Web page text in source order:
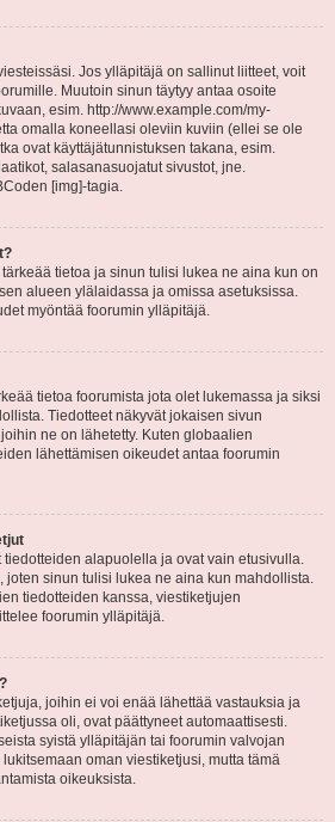
Jos ylläpitäjä on sallinut liitteet, voit
Muutoin sinun täytyy antaa osoite
esim. http://www.example.com/my-
omalla koneellasi oleviin kuviin (ellei se ole
ovat käyttäjätunnistuksen takana, esim.
salasanasuojatut sivustot, jne.
[img]-tagia.
tietoa ja sinun tulisi lukea ne aina kun on
alueen ylälaidassa ja omissa asetuksissa.
myöntää foorumin ylläpitäjä.
tietoa foorumista jota olet lukemassa ja siksi
Tiedotteet näkyvät jokaisen sivun
ne on lähetetty. Kuten globaalien
lähettämisen oikeudet antaa foorumin
tiedotteiden alapuolella ja ovat vain etusivulla.
joten sinun tulisi lukea ne aina kun mahdollista.
tiedotteiden kanssa, viestiketjujen
foorumin ylläpitäjä.
joihin ei voi enää lähettää vastauksia ja
oli, ovat päättyneet automaattisesti.
syistä ylläpitäjän tai foorumin valvojan
oman viestiketjusi, mutta tämä
oikeuksista.